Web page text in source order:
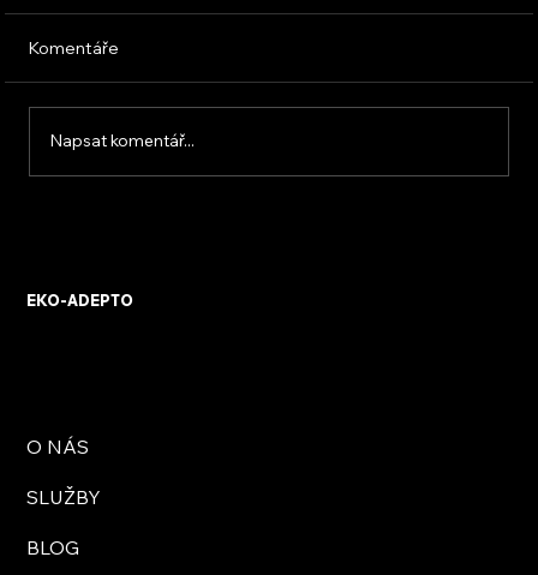
Samozátěžová konstrukce FVE
Komentáře
Napsat komentář...
EKO-ADEPTO
O NÁS
SLUŽBY
BLOG